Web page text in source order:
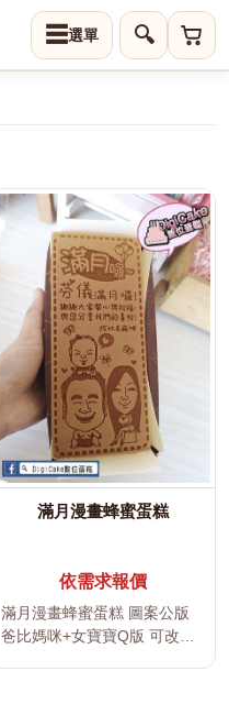
☰ 🔍
滿月漫畫蜂蜜蛋糕
依需求報價
滿月漫畫蜂蜜蛋糕 圖案公版
爸比媽咪+女寶寶Q版 可改小